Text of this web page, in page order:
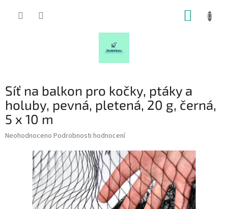
Síť na balkon pro kočky, ptáky a
holuby, pevná, pletená, 20 g, černá,
5 x 10 m
Průměrné
produktu
hvězdiček.
Neohodnoceno Podrobnosti hodnocení